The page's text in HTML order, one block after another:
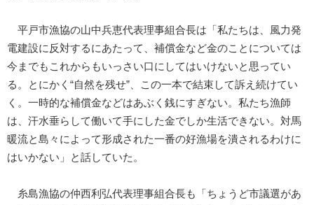
平戸市漁協の山中兵恵代表理事組合長は「私たちは、風力発
電建設に反対するにあたって、補償金など金のことについては
今までもこれからもいっさい口にしてはいけないと思ってい
る。とにかく“自然を残せ”、この一本で結束して訴え続けてい
く。一時的な補償金などはあぶく銭にすぎない。私たち漁師
は、汗水垂らして働いて手にした金でしか生活できない。対馬
暖流と島々によって形成された一番の好漁場を潰されるわけに
はいかない」と話していた。
糸島漁協の仲西利弘代表理事組合長も「ちょうど市議選があ